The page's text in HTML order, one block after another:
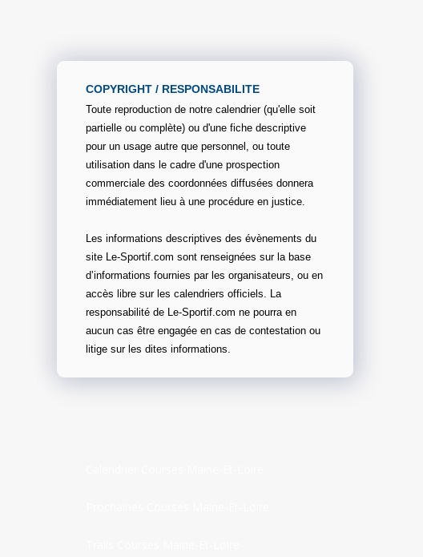
COPYRIGHT / RESPONSABILITE
Toute reproduction de notre calendrier (qu'elle soit
partielle ou complète) ou d'une fiche descriptive
pour un usage autre que personnel, ou toute
utilisation dans le cadre d'une prospection
commerciale des coordonnées diffusées donnera
immédiatement lieu à une procédure en justice.
Les informations descriptives des évènements du
site Le-Sportif.com sont renseignées sur la base
d’informations fournies par les organisateurs, ou en
accès libre sur les calendriers officiels. La
responsabilité de Le-Sportif.com ne pourra en
aucun cas être engagée en cas de contestation ou
litige sur les dites informations.